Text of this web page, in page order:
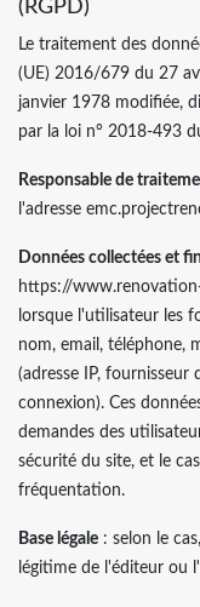
(RGPD)
Le traitement des
(UE) 2016/679 du 27
janvier 1978 modifiée,
par la loi n° 2018-493
Responsable de
l'adresse
Données collectées et
https://
lorsque l'utilisateur les
nom, email, téléphone,
(adresse IP, fournisseur
connexion). Ces
demandes des
sécurité du site, et le
fréquentation.
Base légale : selon le
légitime de l'éditeur ou